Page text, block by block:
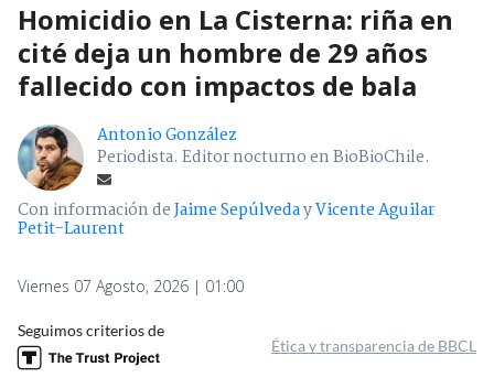
Homicidio en La Cisterna: riña en
cité deja un hombre de 29 años
fallecido con impactos de bala
Antonio González
Periodista. Editor nocturno en BioBioChile.
Con información deJaime SepúlvedayVicente Aguilar
Petit-Laurent
Viernes 07 Agosto, 2026 | 01:00
Seguimos criterios de
Ética y transparencia de BBCL